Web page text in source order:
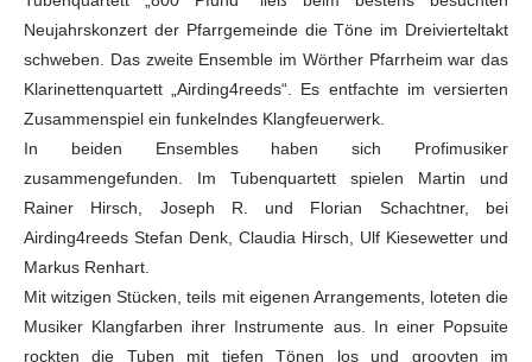
Neujahrskonzert der Pfarrgemeinde die Töne im Dreivierteltakt
schweben. Das zweite Ensemble im Wörther Pfarrheim war das
Klarinettenquartett „Airding4reeds“. Es entfachte im versierten
Zusammenspiel ein funkelndes Klangfeuerwerk.
In beiden Ensembles haben sich Profimusiker
zusammengefunden. Im Tubenquartett spielen Martin und
Rainer Hirsch, Joseph R. und Florian Schachtner, bei
Airding4reeds Stefan Denk, Claudia Hirsch, Ulf Kiesewetter und
Markus Renhart.
Mit witzigen Stücken, teils mit eigenen Arrangements, loteten die
Musiker Klangfarben ihrer Instrumente aus. In einer Popsuite
rockten die Tuben mit tiefen Tönen los und groovten im